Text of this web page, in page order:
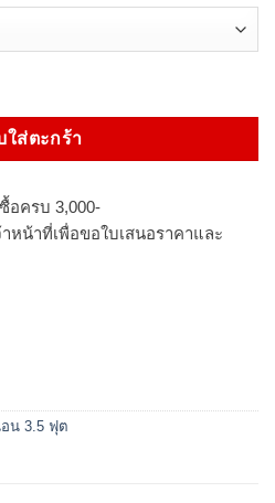
ใส่ตะกร้า
ครบ 3,000-
หน้าที่เพื่อขอใบเสนอราคาและ
น 3.5 ฟุต